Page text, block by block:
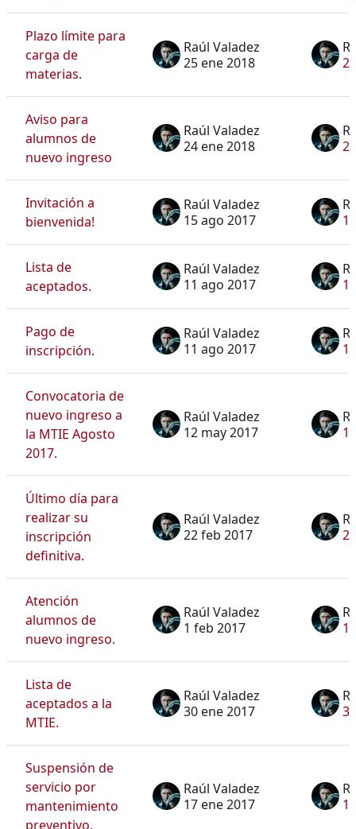
Plazo límite para
carga de
materias.
Raúl Valadez
25 ene 2018
Aviso para
alumnos de
nuevo ingreso
Raúl Valadez
24 ene 2018
Invitación a
bienvenida!
Raúl Valadez
15 ago 2017
Lista de
aceptados.
Raúl Valadez
11 ago 2017
Pago de
inscripción.
Raúl Valadez
11 ago 2017
Convocatoria de
nuevo ingreso a
la MTIE Agosto
2017.
Raúl Valadez
12 may 2017
Último día para
realizar su
inscripción
definitiva.
Raúl Valadez
22 feb 2017
Atención
alumnos de
nuevo ingreso.
Raúl Valadez
1 feb 2017
1
Lista de
aceptados a la
MTIE.
Raúl Valadez
30 ene 2017
Suspensión de
servicio por
mantenimiento
preventivo.
Raúl Valadez
17 ene 2017